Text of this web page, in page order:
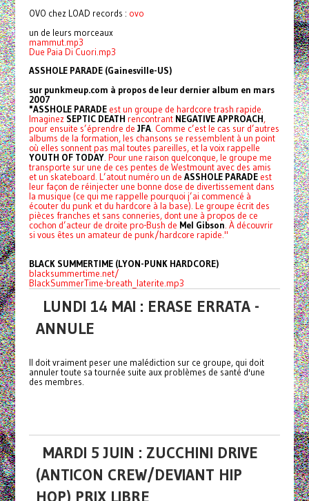
OVO chez LOAD records : ovo
un de leurs morceaux
mammut.mp3
Due Paia Di Cuori.mp3
ASSHOLE PARADE (Gainesville-US)
sur punkmeup.com à propos de leur dernier album en mars
2007
"ASSHOLE PARADEest un groupe de hardcore trash rapide.
Imaginez SEPTIC DEATH rencontrant NEGATIVE APPROACH,
pour ensuite s’éprendre de JFA. Comme c’est le cas sur d’autres
albums de la formation, les chansons se ressemblent à un point
où elles sonnent pas mal toutes pareilles, et la voix rappelle
YOUTH OF TODAY. Pour une raison quelconque, le groupe me
transporte sur une de ces pentes de Westmount avec des amis
et un skateboard. L’atout numéro un de ASSHOLE PARADEest
leur façon de réinjecter une bonne dose de divertissement dans
la musique (ce qui me rappelle pourquoi j’ai commencé à
écouter du punk et du hardcore à la base). Le groupe écrit des
pièces franches et sans conneries, dont une à propos de ce
cochon d’acteur de droite pro-Bush de Mel Gibson. À découvrir
si vous êtes un amateur de punk/hardcore rapide."
BLACK SUMMERTIME (LYON-PUNK HARDCORE)
blacksummertime.net/
BlackSummerTime-breath_laterite.mp3
LUNDI 14 MAI : ERASE ERRATA -
ANNULE
Il doit vraiment peser une malédiction sur ce groupe, qui doit
annuler toute sa tournée suite aux problèmes de santé d'une
des membres.
MARDI 5 JUIN : ZUCCHINI DRIVE
(ANTICON CREW/DEVIANT HIP
HOP) PRIX LIBRE